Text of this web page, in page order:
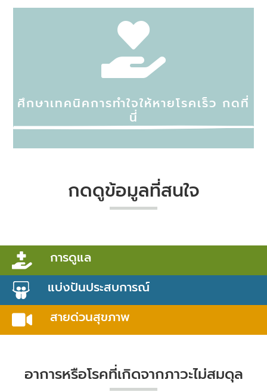

ศึกษาเทคนิคการทำใจให้หายโรคเร็ว กดที่
นี่
กดดูข้อมูลที่สนใจ

การดูแล

แบ่งปันประสบการณ์

สายด่วนสุขภาพ
อาการหรือโรคที่เกิดจากภาวะไม่สมดุล